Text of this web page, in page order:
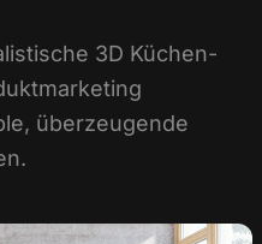
3D Küchen-
überzeugende